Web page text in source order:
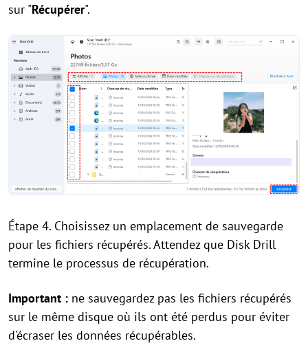
sur "Récupérer".
Étape 4. Choisissez un emplacement de sauvegarde
pour les fichiers récupérés. Attendez que Disk Drill
termine le processus de récupération.
Important : ne sauvegardez pas les fichiers récupérés
sur le même disque où ils ont été perdus pour éviter
d'écraser les données récupérables.